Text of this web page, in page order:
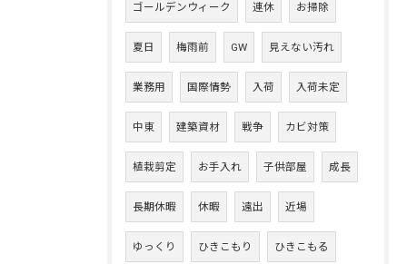
ゴールデンウィーク 連休 お掃除
夏日 梅雨前 GW 見えない汚れ
業務用 国際情勢 入荷 入荷未定
中東 建築資材 戦争 カビ対策
植栽剪定 お手入れ 子供部屋 成長
長期休暇 休暇 遠出 近場
ゆっくり ひきこもり ひきこもる